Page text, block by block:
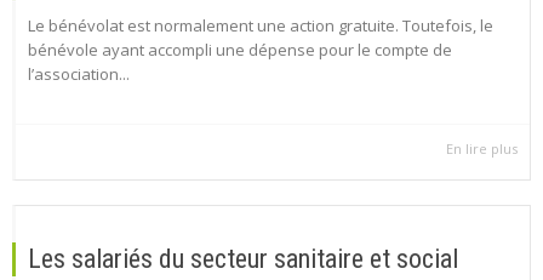
Le bénévolat est normalement une action gratuite. Toutefois, le
bénévole ayant accompli une dépense pour le compte de
l’association...
En lire plus
Les salariés du secteur sanitaire et social